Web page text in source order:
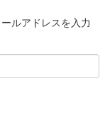
ルアドレスを入力